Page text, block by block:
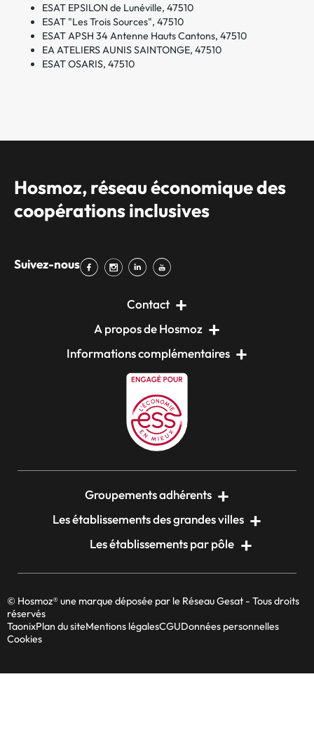
ESAT EPSILON de Lunéville, 47510
ESAT "Les Trois Sources", 47510
ESAT APSH 34 Antenne Hauts Cantons, 47510
EA ATELIERS AUNIS SAINTONGE, 47510
ESAT OSARIS, 47510
Hosmoz, réseau économique des
coopérations inclusives
Suivez-nous
Contact
A propos de Hosmoz
Informations complémentaires
Groupements adhérents
Les établissements des grandes villes
Les établissements par pôle
© Hosmoz® une marque déposée par le Réseau Gesat - Tous droits
réservés
TaonixPlan du siteMentions légalesCGUDonnées personnelles
Cookies